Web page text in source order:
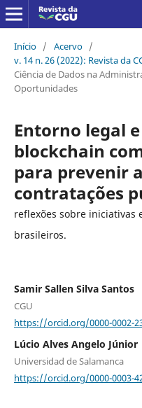
Início / Acervo /
v. 14 n. 26 (2022): Revista da
Ciência de Dados na
Oportunidades
Entorno legal
blockchain
para prevenir
contratações
reflexões sobre iniciativas
brasileiros.
Samir Sallen Silva Santos
CGU
https://orcid.org/0000-0002-
Lúcio Alves Angelo Júnior
Universidad de Salamanca
https://orcid.org/0000-0003-